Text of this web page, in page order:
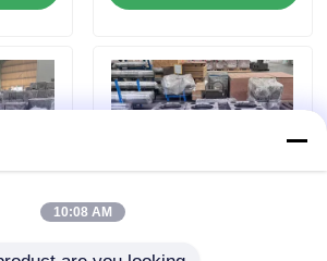
excavator
10:08 AM